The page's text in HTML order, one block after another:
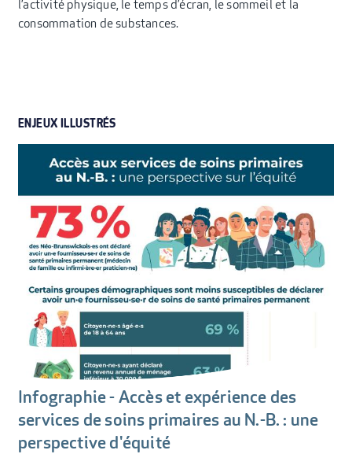
l’activité physique, le temps d’écran, le sommeil et la
consommation de substances.
ENJEUX ILLUSTRÉS
Infographie - Accès et expérience des
services de soins primaires au N.-B. : une
perspective d'équité